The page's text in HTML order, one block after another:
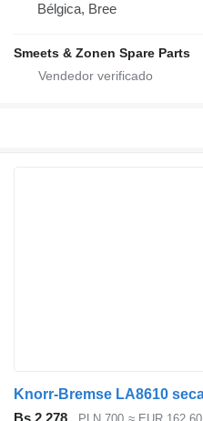
Bélgica, Bree
Smeets & Zonen Spare Parts
Bs 2.278